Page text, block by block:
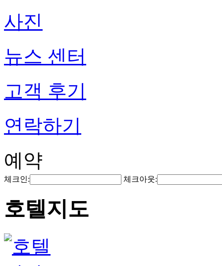
사진
뉴스 센터
고객 후기
연락하기
예약
체크인: 체크아웃:
호텔지도